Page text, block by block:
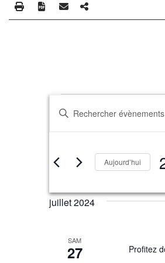
Évènements
et
de
Évènements
Saisir
mot-
clé.
Évènements
clé.
Aujourd’hui
juillet 2024
SAM
27 Profitez